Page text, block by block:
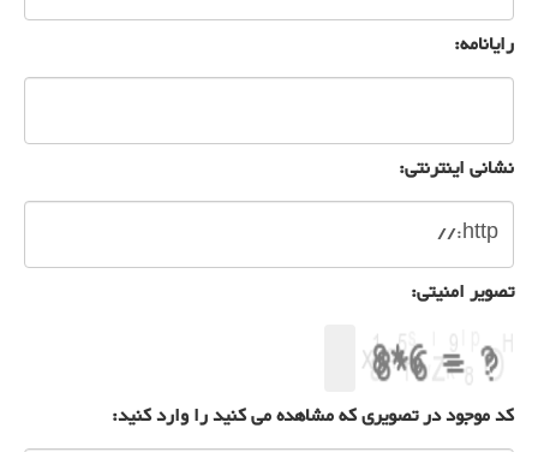
رایانامه:
نشانی اینترنتی:
تصویر امنیتی:
کد موجود در تصویری که مشاهده می کنید را وارد کنید: